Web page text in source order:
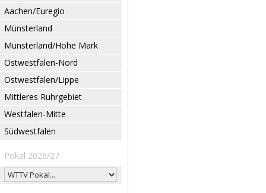
Aachen/Euregio
Münsterland
Münsterland/Hohe Mark
Ostwestfalen-Nord
Ostwestfalen/Lippe
Mittleres Ruhrgebiet
Westfalen-Mitte
Südwestfalen
Pokal 2026/27